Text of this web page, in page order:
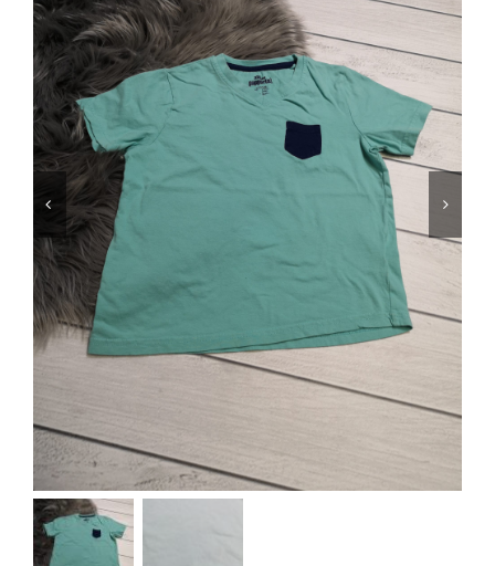
Jungen
Mädchen
Accesoires
Schuhe / Socken
Spielzeug
Krims Krams